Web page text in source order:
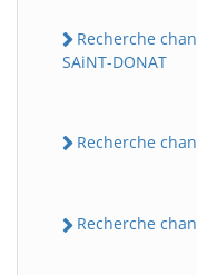
Recherche
SAiNT-DONAT
Recherche
Recherche